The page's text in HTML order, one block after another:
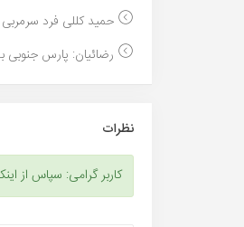
حمید کللی فرد سرمربی
رضائیان: پارس جنوبی
نظرات
کاربر گرامی: سپاس از